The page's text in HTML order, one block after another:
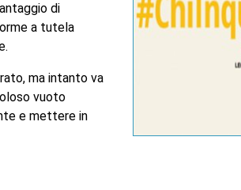
di
a tutela
ma intanto va
vuoto
e mettere in